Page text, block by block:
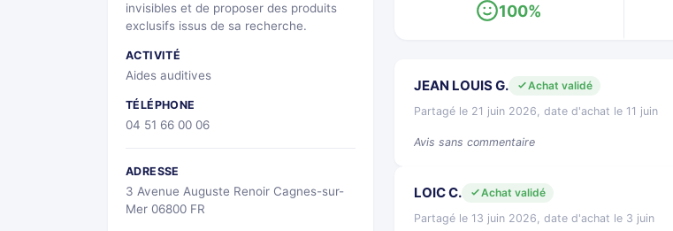
invisibles et de proposer des produits
exclusifs issus de sa recherche.
ACTIVITÉ
Aides auditives
TÉLÉPHONE
04 51 66 00 06
ADRESSE
3 Avenue Auguste Renoir Cagnes-sur-
Mer 06800 FR
100%
JEAN LOUIS G.
Achat validé
Partagé le 21 juin 2026, date d'achat le 11 juin
Avis sans commentaire
LOIC C.
Achat validé
Partagé le 13 juin 2026, date d'achat le 3 juin